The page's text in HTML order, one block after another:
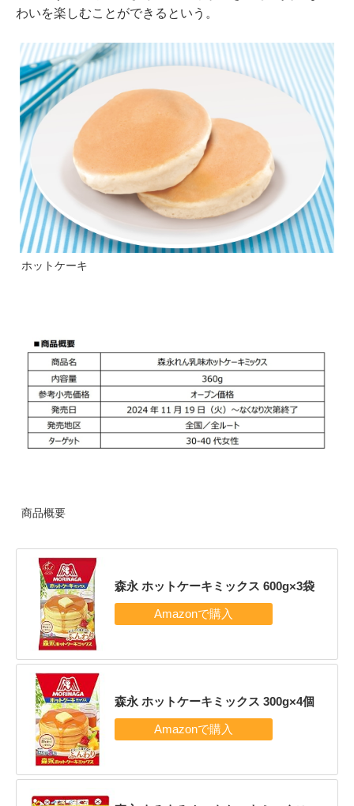
わいを楽しむことができるという。
ホットケーキ
商品概要
森永 ホットケーキミックス 600g×3袋
森永 ホットケーキミックス 300g×4個